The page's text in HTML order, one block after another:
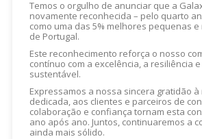
Temos o orgulho de anunciar que a
novamente reconhecida – pelo quarto
como uma das 5% melhores pequenas
de Portugal.
Este reconhecimento reforça o nosso
contínuo com a excelência, a resiliência
sustentável.
Expressamos a nossa sincera gratidão
dedicada, aos clientes e parceiros de
colaboração e confiança tornam esta
ano após ano. Juntos, continuaremos a
ainda mais sólido.